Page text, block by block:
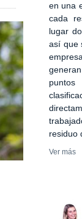
en una
cada
lugar
así que
residuo
Ver más